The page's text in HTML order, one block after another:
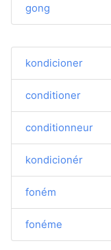
gong
kondicioner
conditioner
conditionneur
kondicionér
foném
fonéme